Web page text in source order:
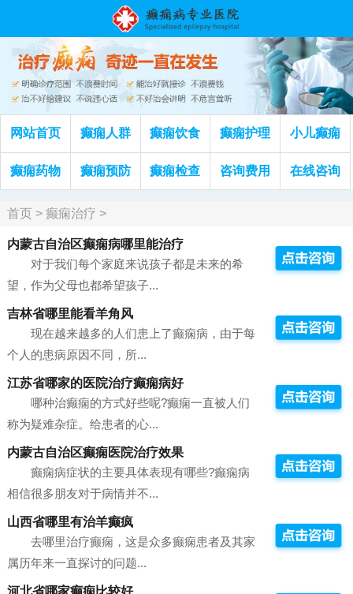
网站首页 癫痫人群 癫痫饮食 癫痫护理 小儿癫痫
癫痫药物 癫痫预防 癫痫检查 咨询费用 在线咨询
首页> 癫痫治疗 >
内蒙古自治区癫痫病哪里能治疗
对于我们每个家庭来说孩子都是未来的希
望，作为父母也都希望孩子...
吉林省哪里能看羊角风
现在越来越多的人们患上了癫痫病，由于每
个人的患病原因不同，所...
江苏省哪家的医院治疗癫痫病好
哪种治癫痫的方式好些呢?癫痫一直被人们
称为疑难杂症。给患者的心...
内蒙古自治区癫痫医院治疗效果
癫痫病症状的主要具体表现有哪些?癫痫病
相信很多朋友对于病情并不...
山西省哪里有治羊癫疯
去哪里治疗癫痫，这是众多癫痫患者及其家
属历年来一直探讨的问题...
河北省哪家癫痫比较好